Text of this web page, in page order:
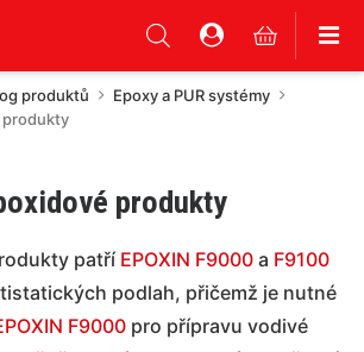
produktů
Epoxy a PUR systémy
produkty
produkty
patří EPOXIN F9000 a F9100
podlah, přičemž je nutné
F9000 pro přípravu vodivé